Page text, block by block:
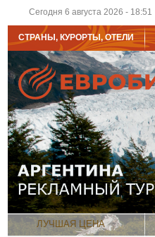
Сегодня 6 августа 2026 - 18:51
СТРАНЫ, КУРОРТЫ, ОТЕЛИ
ЛУЧШАЯ ЦЕНА